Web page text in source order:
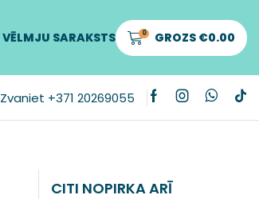
VĒLMJU SARAKSTS 0 GROZS €0.00
Zvaniet +371 20269055
CITI NOPIRKA ARĪ